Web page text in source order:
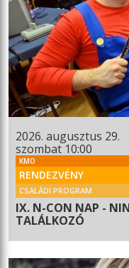
2026. augusztus 29.
szombat 10:00
KMO
RENDEZVÉNY
CSALÁDI PROGRAM
IX. N-CON NAP -
TALÁLKOZÓ